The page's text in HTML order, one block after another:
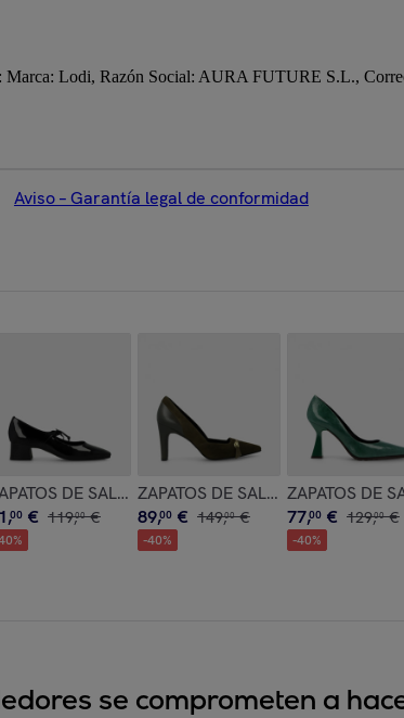
: Marca: Lodi, Razón Social: AURA FUTURE S.L.,
Aviso – Garantía legal de conformidad
BLANCAS GOYA
DE SALÓN NEGROS BLA4973
,00 € 119,00 €
%
ZAPATOS DE SALÓN VERDES
89,00 € 149,00 €
-40%
ZAPATOS DE
77,00 € 129,00 €
-40%
se comprometen a